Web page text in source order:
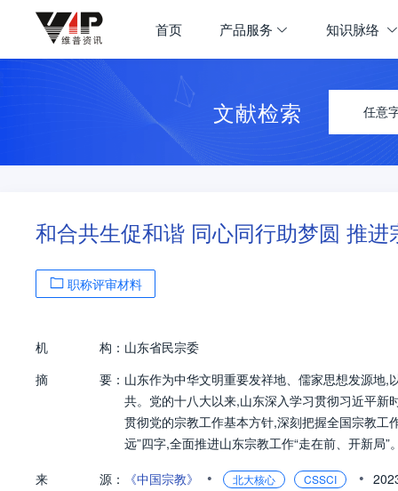
首页 产品服务 知识脉络
文献检索 任意
和合共生促和谐 同心同行助梦圆 推
职称评审材料
机 构： 山东省民宗委
摘
要： 山东作为中华文明重要发祥地、儒家思想发源地
共。党的十八大以来,山东深入学习贯彻习近平
贯彻党的宗教工作基本方针,深刻把握全国宗教工
远”四字,全面推进山东宗教工作“走在前、开新局”
来
源： 《中国宗教》 • 北大核心 CSSCI •